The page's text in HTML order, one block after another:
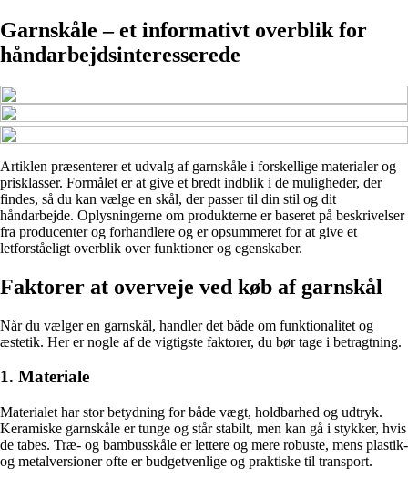
Garnskåle – et informativt overblik for
håndarbejdsinteresserede
Artiklen præsenterer et udvalg af garnskåle i forskellige materialer og
prisklasser. Formålet er at give et bredt indblik i de muligheder, der
findes, så du kan vælge en skål, der passer til din stil og dit
håndarbejde. Oplysningerne om produkterne er baseret på beskrivelser
fra producenter og forhandlere og er opsummeret for at give et
letforståeligt overblik over funktioner og egenskaber.
Faktorer at overveje ved køb af garnskål
Når du vælger en garnskål, handler det både om funktionalitet og
æstetik. Her er nogle af de vigtigste faktorer, du bør tage i betragtning.
1. Materiale
Materialet har stor betydning for både vægt, holdbarhed og udtryk.
Keramiske garnskåle er tunge og står stabilt, men kan gå i stykker, hvis
de tabes. Træ- og bambusskåle er lettere og mere robuste, mens plastik-
og metalversioner ofte er budgetvenlige og praktiske til transport.